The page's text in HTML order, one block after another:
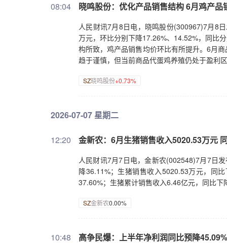
08:04 晓鸣股份：优化产品销售结构 6月鸡产
人民财讯7月8日电，晓鸣股份(300967)7月8
万元，环比分别下降17.26%、14.52%，同比
构所致，鸡产品销售均价环比有所提升。6月
趋于谨慎，但当前商品代蛋鸡养殖仍处于盈利
SZ晓鸣股份+0.73%
2026-07-07 星期二
12:20 金新农：6月生猪销售收入5020.53万元
人民财讯7月7日电，金新农(002548)7月7日
降36.11%；生猪销售收入5020.53万元，同
37.60%；生猪累计销售收入6.46亿元，同比下
SZ金新农0.00%
10:48 高争民爆：上半年净利润同比预降